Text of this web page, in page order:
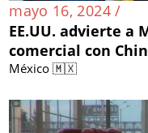
mayo 16, 2024 /
EE.UU. advierte a
comercial con
México 🇲🇽